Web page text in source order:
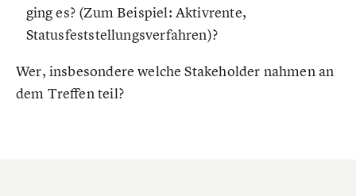
ging es? (Zum Beispiel: Aktivrente,
Statusfeststellungsverfahren)?
Wer, insbesondere welche Stakeholder nahmen an
dem Treffen teil?